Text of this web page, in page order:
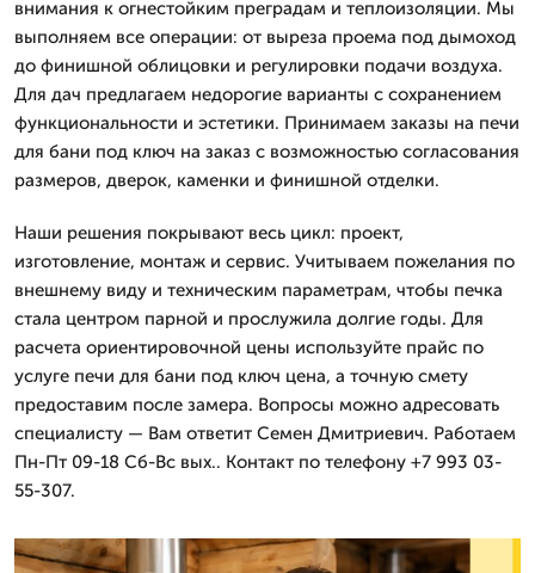
внимания к огнестойким преградам и теплоизоляции. Мы
выполняем все операции: от выреза проема под дымоход
до финишной облицовки и регулировки подачи воздуха.
Для дач предлагаем недорогие варианты с сохранением
функциональности и эстетики. Принимаем заказы на печи
для бани под ключ на заказ с возможностью согласования
размеров, дверок, каменки и финишной отделки.
Наши решения покрывают весь цикл: проект,
изготовление, монтаж и сервис. Учитываем пожелания по
внешнему виду и техническим параметрам, чтобы печка
стала центром парной и прослужила долгие годы. Для
расчета ориентировочной цены используйте прайс по
услуге печи для бани под ключ цена, а точную смету
предоставим после замера. Вопросы можно адресовать
специалисту — Вам ответит Семен Дмитриевич. Работаем
Пн-Пт 09-18 Сб-Вс вых.. Контакт по телефону +7 993 03-
55-307.